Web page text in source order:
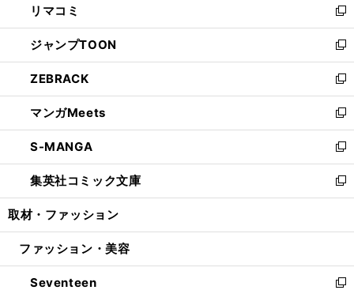
で
開
く
ド
ウ
で
開
く
ィ
ン
ド
ウ
で
開
く
い
ウ
ィ
ン
ド
ウ
で
開
く
リマコミ
新
し
い
ウ
ィ
ン
ド
ウ
で
開
く
ジャンプTOON
新
し
い
ウ
ィ
ン
ド
ウ
で
開
ZEBRACK
新
し
い
ウ
ィ
ン
ド
ウ
開
マンガMeets
新
し
い
ウ
ィ
ン
ウ
開
く
S-MANGA
新
し
い
ウ
ン
ウ
で
集英社コミック文庫
新
し
ウ
ン
ド
取材・ファッション
ファッション・美容
Seventeen
新